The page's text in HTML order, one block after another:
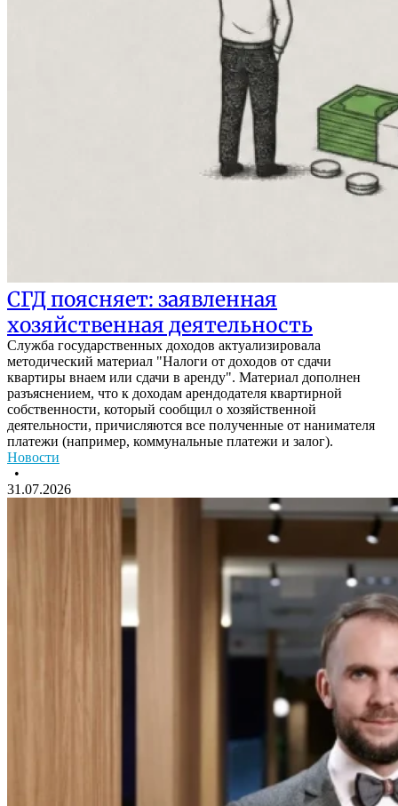
СГД поясняет: заявленная
хозяйственная деятельность
Служба государственных доходов актуализировала
методический материал "Налоги от доходов от сдачи
квартиры внаем или сдачи в аренду". Материал дополнен
разъяснением, что к доходам арендодателя квартирной
собственности, который сообщил о хозяйственной
деятельности, причисляются все полученные от нанимателя
платежи (например, коммунальные платежи и залог).
Новости
•
31.07.2026